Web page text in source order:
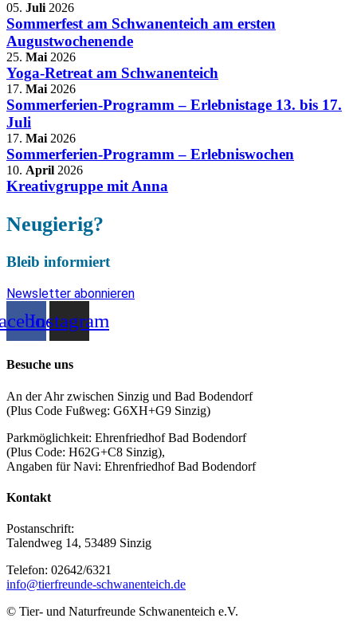
05. Juli 2026
Sommerfest am Schwanenteich am ersten
Augustwochenende
25. Mai 2026
Yoga-Retreat am Schwanenteich
17. Mai 2026
Sommerferien-Programm – Erlebnistage 13. bis 17.
Juli
17. Mai 2026
Sommerferien-Programm – Erlebniswochen
10. April 2026
Kreativgruppe mit Anna
Neugierig?
Bleib informiert
Newsletter abonnieren
Instagram
Besuche uns
An der Ahr zwischen Sinzig und Bad Bodendorf
(Plus Code Fußweg: G6XH+G9 Sinzig)
Parkmöglichkeit: Ehrenfriedhof Bad Bodendorf
(Plus Code: H62G+C8 Sinzig),
Angaben für Navi: Ehrenfriedhof Bad Bodendorf
Kontakt
Postanschrift:
Talendweg 14, 53489 Sinzig
Telefon: 02642/6321
info@tierfreunde-schwanenteich.de
© Tier- und Naturfreunde Schwanenteich e.V.